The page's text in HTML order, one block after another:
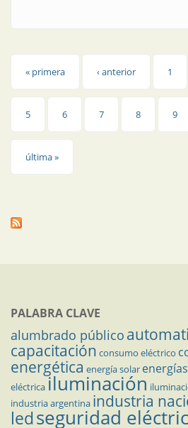
Páginas
« primera ‹ anterior 1
5 6 7 8 9
última »
PALABRA CLAVE
alumbrado público
capacitación consumo eléctrico
energética energía solar
eléctricailuminación
industria argentina industria
ledseguridad